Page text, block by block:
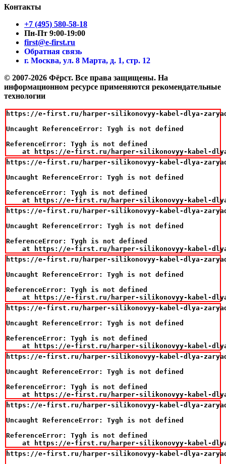
Контакты
+7 (495) 580-58-18
Пн-Пт 9:00-19:00
first@e-first.ru
Обратная связь
г. Москва, ул. 8 Марта, д. 1, стр. 12
© 2007-2026 Фёрст. Все права защищены. На
информационном ресурсе применяются рекомендательные
технологии
https://e-first.ru/harper-silikonovyy-kabel-dlya-
Uncaught ReferenceError: Tygh is not defined
ReferenceError: Tygh is not defined
at https://e-first.ru/harper-silikonovyy-kabel-
https://e-first.ru/harper-silikonovyy-kabel-dlya-
Uncaught ReferenceError: Tygh is not defined
ReferenceError: Tygh is not defined
at https://e-first.ru/harper-silikonovyy-kabel-
https://e-first.ru/harper-silikonovyy-kabel-dlya-
Uncaught ReferenceError: Tygh is not defined
ReferenceError: Tygh is not defined
at https://e-first.ru/harper-silikonovyy-kabel-
https://e-first.ru/harper-silikonovyy-kabel-dlya-
Uncaught ReferenceError: Tygh is not defined
ReferenceError: Tygh is not defined
at https://e-first.ru/harper-silikonovyy-kabel-
https://e-first.ru/harper-silikonovyy-kabel-dlya-
Uncaught ReferenceError: Tygh is not defined
ReferenceError: Tygh is not defined
at https://e-first.ru/harper-silikonovyy-kabel-
https://e-first.ru/harper-silikonovyy-kabel-dlya-
Uncaught ReferenceError: Tygh is not defined
ReferenceError: Tygh is not defined
at https://e-first.ru/harper-silikonovyy-kabel-
https://e-first.ru/harper-silikonovyy-kabel-dlya-
Uncaught ReferenceError: Tygh is not defined
ReferenceError: Tygh is not defined
at https://e-first.ru/harper-silikonovyy-kabel-
https://e-first.ru/harper-silikonovyy-kabel-dlya-